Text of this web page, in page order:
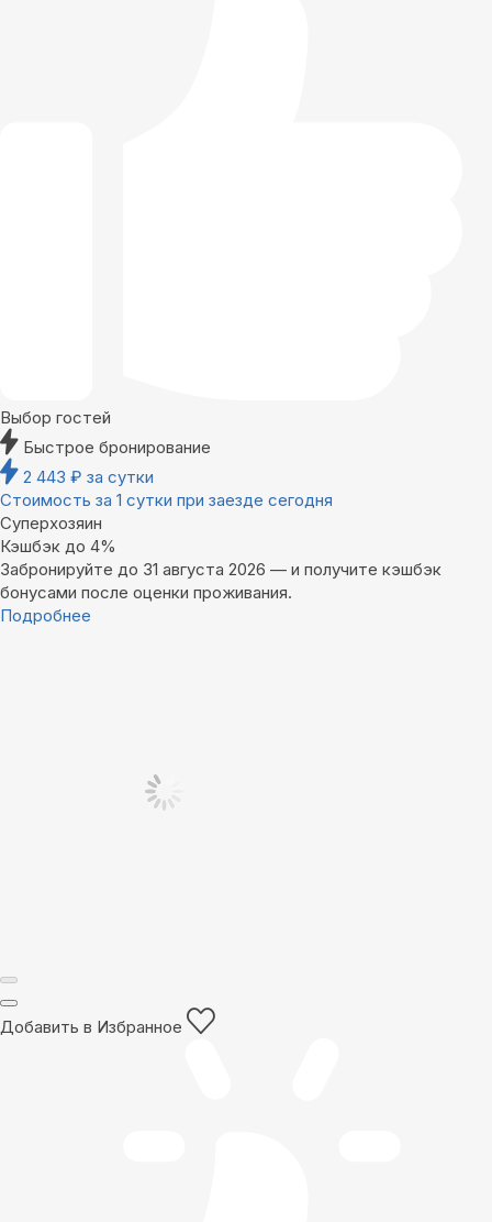
Выбор гостей
Быстрое бронирование
2 443 ₽ за сутки
Стоимость за 1 сутки при заезде сегодня
Суперхозяин
Кэшбэк до 4%
Забронируйте до 31 августа 2026 — и получите кэшбэк
бонусами после оценки проживания.
Подробнее
Добавить в Избранное